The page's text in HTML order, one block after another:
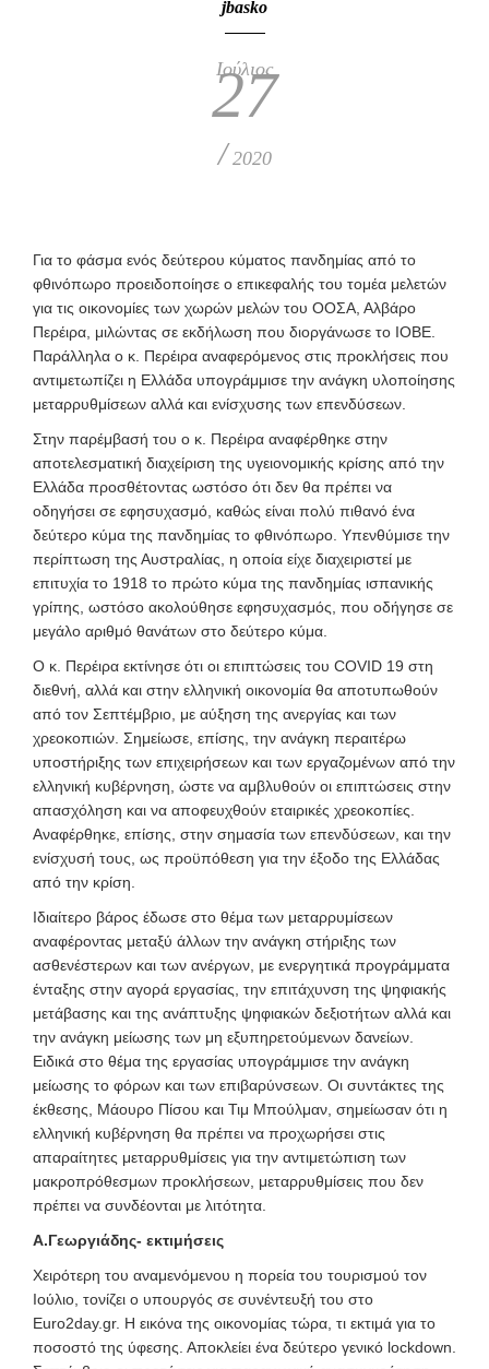
jbasko
Ιούλιος
27
/ 2020
Για το φάσμα ενός δεύτερου κύματος πανδημίας από το
φθινόπωρο προειδοποίησε ο επικεφαλής του τομέα μελετών
για τις οικονομίες των χωρών μελών του ΟΟΣΑ, Αλβάρο
Περέιρα, μιλώντας σε εκδήλωση που διοργάνωσε το ΙΟΒΕ.
Παράλληλα ο κ. Περέιρα αναφερόμενος στις προκλήσεις που
αντιμετωπίζει η Ελλάδα υπογράμμισε την ανάγκη υλοποίησης
μεταρρυθμίσεων αλλά και ενίσχυσης των επενδύσεων.
Στην παρέμβασή του ο κ. Περέιρα αναφέρθηκε στην
αποτελεσματική διαχείριση της υγειονομικής κρίσης από την
Ελλάδα προσθέτοντας ωστόσο ότι δεν θα πρέπει να
οδηγήσει σε εφησυχασμό, καθώς είναι πολύ πιθανό ένα
δεύτερο κύμα της πανδημίας το φθινόπωρο. Υπενθύμισε την
περίπτωση της Αυστραλίας, η οποία είχε διαχειριστεί με
επιτυχία το 1918 το πρώτο κύμα της πανδημίας ισπανικής
γρίπης, ωστόσο ακολούθησε εφησυχασμός, που οδήγησε σε
μεγάλο αριθμό θανάτων στο δεύτερο κύμα.
Ο κ. Περέιρα εκτίνησε ότι οι επιπτώσεις του COVID 19 στη
διεθνή, αλλά και στην ελληνική οικονομία θα αποτυπωθούν
από τον Σεπτέμβριο, με αύξηση της ανεργίας και των
χρεοκοπιών. Σημείωσε, επίσης, την ανάγκη περαιτέρω
υποστήριξης των επιχειρήσεων και των εργαζομένων από την
ελληνική κυβέρνηση, ώστε να αμβλυθούν οι επιπτώσεις στην
απασχόληση και να αποφευχθούν εταιρικές χρεοκοπίες.
Αναφέρθηκε, επίσης, στην σημασία των επενδύσεων, και την
ενίσχυσή τους, ως προϋπόθεση για την έξοδο της Ελλάδας
από την κρίση.
Ιδιαίτερο βάρος έδωσε στο θέμα των μεταρρυμίσεων
αναφέροντας μεταξύ άλλων την ανάγκη στήριξης των
ασθενέστερων και των ανέργων, με ενεργητικά προγράμματα
ένταξης στην αγορά εργασίας, την επιτάχυνση της ψηφιακής
μετάβασης και της ανάπτυξης ψηφιακών δεξιοτήτων αλλά και
την ανάγκη μείωσης των μη εξυπηρετούμενων δανείων.
Ειδικά στο θέμα της εργασίας υπογράμμισε την ανάγκη
μείωσης το φόρων και των επιβαρύνσεων. Οι συντάκτες της
έκθεσης, Μάουρο Πίσου και Τιμ Μπούλμαν, σημείωσαν ότι η
ελληνική κυβέρνηση θα πρέπει να προχωρήσει στις
απαραίτητες μεταρρυθμίσεις για την αντιμετώπιση των
μακροπρόθεσμων προκλήσεων, μεταρρυθμίσεις που δεν
πρέπει να συνδέονται με λιτότητα.
Α.Γεωργιάδης- εκτιμήσεις
Χειρότερη του αναμενόμενου η πορεία του τουρισμού τον
Ιούλιο, τονίζει ο υπουργός σε συνέντευξή του στο
Euro2day.gr. Η εικόνα της οικονομίας τώρα, τι εκτιμά για το
ποσοστό της ύφεσης. Αποκλείει ένα δεύτερο γενικό lockdown.